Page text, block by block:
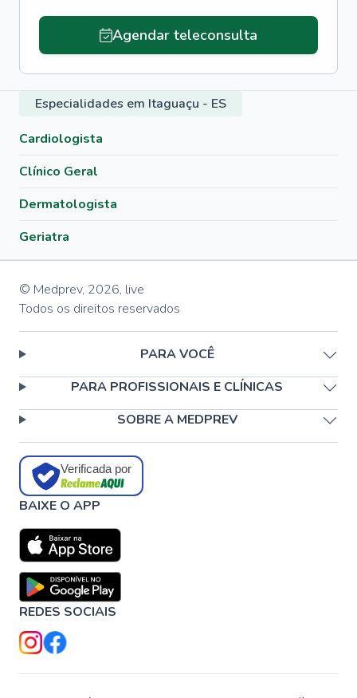
Agendar teleconsulta
Especialidades em Itaguaçu - ES
Cardiologista
Clínico Geral
Dermatologista
Geriatra
© Medprev, 2026, live
Todos os direitos reservados
PARA VOCÊ
PARA PROFISSIONAIS E CLÍNICAS
SOBRE A MEDPREV
Verificada por
BAIXE O APP
REDES SOCIAIS